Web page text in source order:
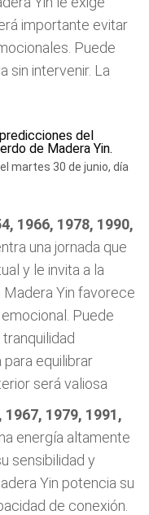
importante evitar
Puede
sin intervenir. La
martes 30 de junio, día
1966, 1978, 1990,
una jornada que
y le invita a la
Yin favorece
Puede
para equilibrar
será valiosa
1967, 1979, 1991,
energía altamente
sensibilidad y
Yin potencia su
de conexión.